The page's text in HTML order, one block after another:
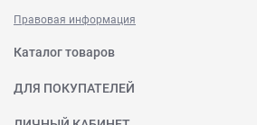
Правовая информация
Каталог товаров
ДЛЯ ПОКУПАТЕЛЕЙ